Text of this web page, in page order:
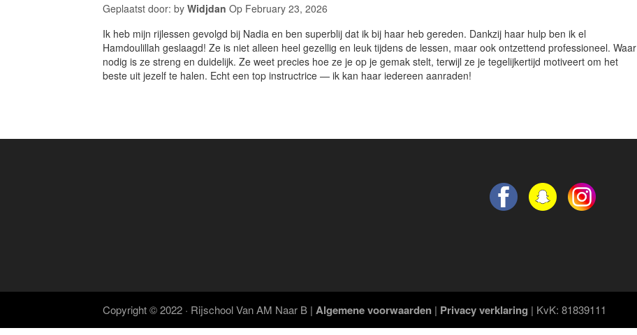
Geplaatst door: by Widjdan Op February 23, 2026
Ik heb mijn rijlessen gevolgd bij Nadia en ben superblij dat ik bij haar heb gereden. Dankzij haar hulp ben ik el
Hamdoulillah geslaagd! Ze is niet alleen heel gezellig en leuk tijdens de lessen, maar ook ontzettend professioneel. Waar
nodig is ze streng en duidelijk. Ze weet precies hoe ze je op je gemak stelt, terwijl ze je tegelijkertijd motiveert om het
beste uit jezelf te halen. Echt een top instructrice — ik kan haar iedereen aanraden!
Copyright © 2022 · Rijschool Van AM Naar B | Algemene voorwaarden | Privacy verklaring | KvK: 81839111